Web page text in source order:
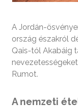
A Jordán-
ország északról
Qais-tól Akabáig
Rumot.
A nemzeti